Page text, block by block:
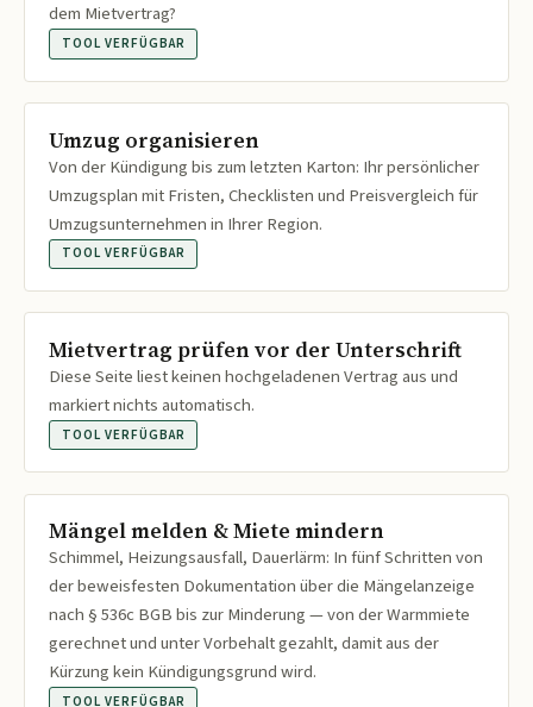
dem Mietvertrag?
TOOL VERFÜGBAR
Umzug organisieren
Von der Kündigung bis zum letzten Karton: Ihr persönlicher
Umzugsplan mit Fristen, Checklisten und Preisvergleich für
Umzugsunternehmen in Ihrer Region.
TOOL VERFÜGBAR
Mietvertrag prüfen vor der Unterschrift
Diese Seite liest keinen hochgeladenen Vertrag aus und
markiert nichts automatisch.
TOOL VERFÜGBAR
Mängel melden & Miete mindern
Schimmel, Heizungsausfall, Dauerlärm: In fünf Schritten von
der beweisfesten Dokumentation über die Mängelanzeige
nach § 536c BGB bis zur Minderung — von der Warmmiete
gerechnet und unter Vorbehalt gezahlt, damit aus der
Kürzung kein Kündigungsgrund wird.
TOOL VERFÜGBAR